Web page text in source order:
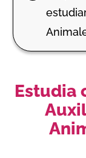
Estudia